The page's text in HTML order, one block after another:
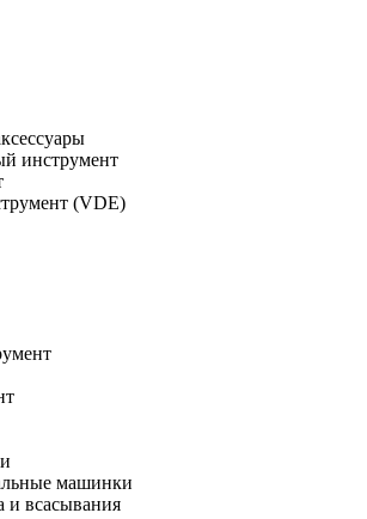
инструмент
(VDE)
машинки
и всасывания